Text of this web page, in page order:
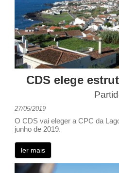
CDS elege
27/05/2019
O CDS vai eleger a CPC da
junho de 2019.
ler mais